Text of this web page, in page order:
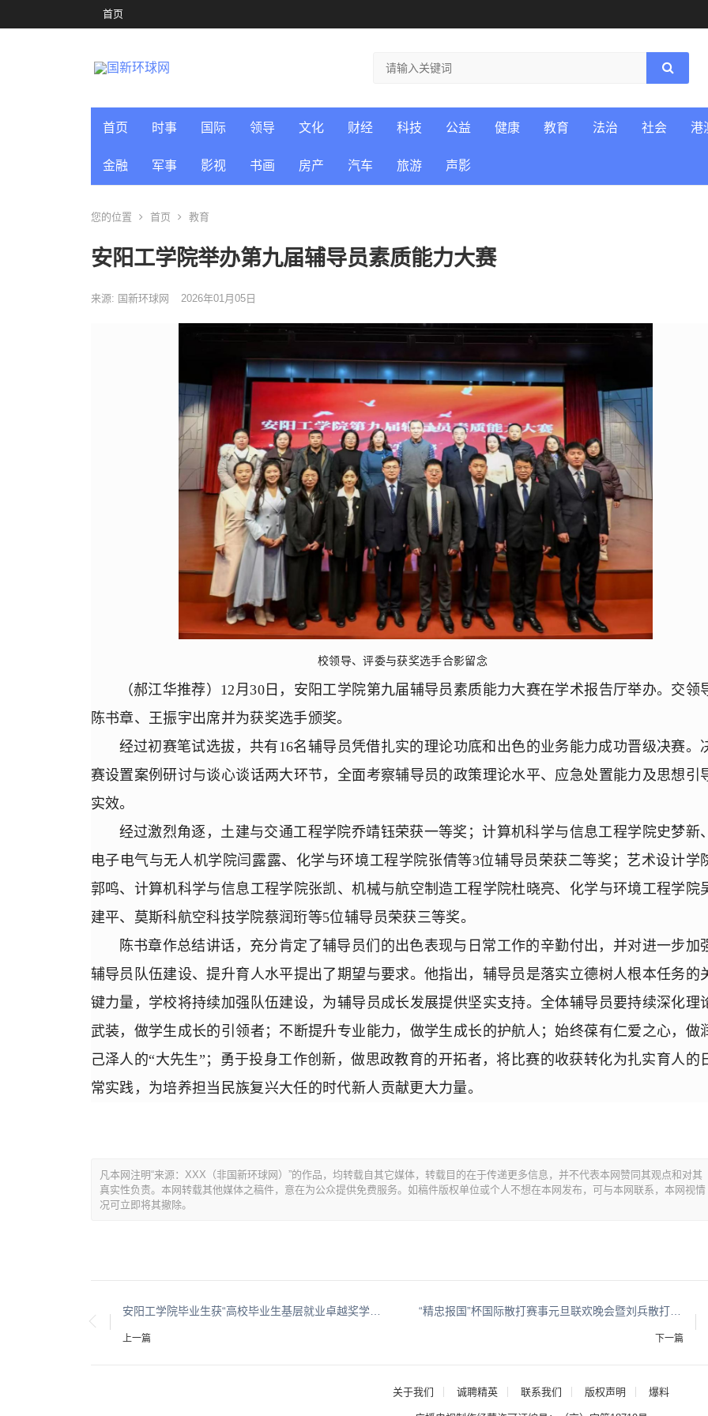
首页
首页 时事 国际 领导 文化 财经 科技 公益 健康 教育 法治 社会 港
金融 军事 影视 书画 房产 汽车 旅游 声影
您的位置 首页 教育
安阳工学院举办第九届辅导员素质能力大赛
来源: 国新环球网 2026年01月05日
校领导、评委与获奖选手合影留念
（郝江华推荐）12月30日，安阳工学院第九届辅导员素质能力大赛在学术报告厅举办。交领
陈书章、王振宇出席并为获奖选手颁奖。
经过初赛笔试选拔，共有16名辅导员凭借扎实的理论功底和出色的业务能力成功晋级决赛。
赛设置案例研讨与谈心谈话两大环节，全面考察辅导员的政策理论水平、应急处置能力及思想引
实效。
经过激烈角逐，土建与交通工程学院乔靖钰荣获一等奖；计算机科学与信息工程学院史梦新、
电子电气与无人机学院闫露露、化学与环境工程学院张倩等3位辅导员荣获二等奖；艺术设计学
郭鸣、计算机科学与信息工程学院张凯、机械与航空制造工程学院杜晓亮、化学与环境工程学院
建平、莫斯科航空科技学院蔡润珩等5位辅导员荣获三等奖。
陈书章作总结讲话，充分肯定了辅导员们的出色表现与日常工作的辛勤付出，并对进一步加
辅导员队伍建设、提升育人水平提出了期望与要求。他指出，辅导员是落实立德树人根本任务的
键力量，学校将持续加强队伍建设，为辅导员成长发展提供坚实支持。全体辅导员要持续深化理
武装，做学生成长的引领者；不断提升专业能力，做学生成长的护航人；始终葆有仁爱之心，做
己泽人的“大先生”；勇于投身工作创新，做思政教育的开拓者，将比赛的收获转化为扎实育人的
常实践，为培养担当民族复兴大任的时代新人贡献更大力量。
凡本网注明“来源：XXX（非国新环球网）”的作品，均转载自其它媒体，转载目的在于传递更多信息，并不代表本网赞同其观点和对其
真实性负责。本网转载其他媒体之稿件，意在为公众提供免费服务。如稿件版权单位或个人不想在本网发布，可与本网联系，本网视情
况可立即将其撤除。
安阳工学院毕业生获“高校毕业生基层就业卓越奖学（教）金”
上一篇
“精忠报国”杯国际散打赛事元旦联欢晚会暨刘兵散打基地新年表彰会成功举办
下一篇
关于我们 诚聘精英 联系我们 版权声明 爆料